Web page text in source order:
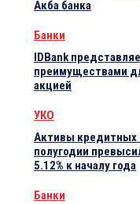
Акба банка
Банки
IDBank
преимуществами
акцией
УКО
Активы кредитных
полугодии
5.12% к началу года
Банки